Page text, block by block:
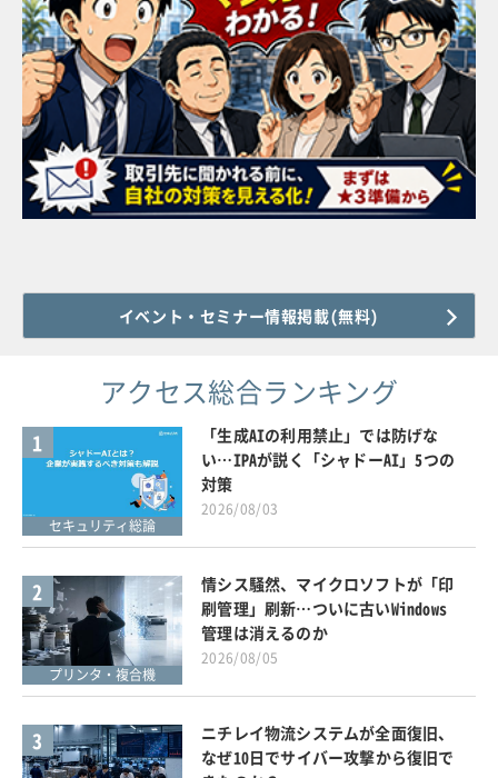
イベント・セミナー情報掲載(無料)
アクセス総合ランキング
1
セキュリティ総論
「生成AIの利用禁止」では防げな
い…IPAが説く「シャドーAI」5つの
対策
2026/08/03
2
プリンタ・複合機
情シス騒然、マイクロソフトが「印
刷管理」刷新…ついに古いWindows
管理は消えるのか
2026/08/05
3
ニチレイ物流システムが全面復旧、
なぜ10日でサイバー攻撃から復旧で